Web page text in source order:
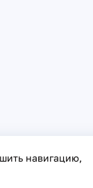
навигацию,